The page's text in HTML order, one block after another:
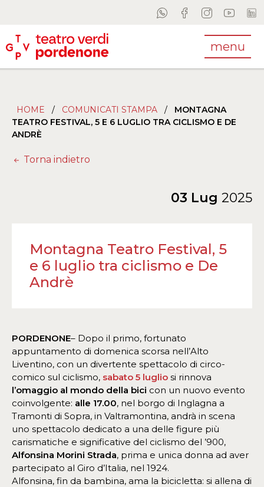
menu
HOME / COMUNICATI STAMPA /
MONTAGNA
TEATRO FESTIVAL, 5 E 6 LUGLIO TRA CICLISMO E DE
ANDRÈ
Torna indietro
03 Lug 2025
Montagna Teatro Festival, 5
e 6 luglio tra ciclismo e De
Andrè
PORDENONE– Dopo il primo, fortunato
appuntamento di domenica scorsa nell’Alto
Liventino, con un divertente spettacolo di circo-
comico sul ciclismo, sabato 5 luglio si rinnova
l’omaggio al mondo della bici con un nuovo evento
coinvolgente: alle 17.00, nel borgo di Inglagna a
Tramonti di Sopra, in Valtramontina, andrà in scena
uno spettacolo dedicato a una delle figure più
carismatiche e significative del ciclismo del ’900,
Alfonsina Morini Strada, prima e unica donna ad aver
partecipato al Giro d’Italia, nel 1924.
Alfonsina, fin da bambina, ama la bicicletta: si allena di